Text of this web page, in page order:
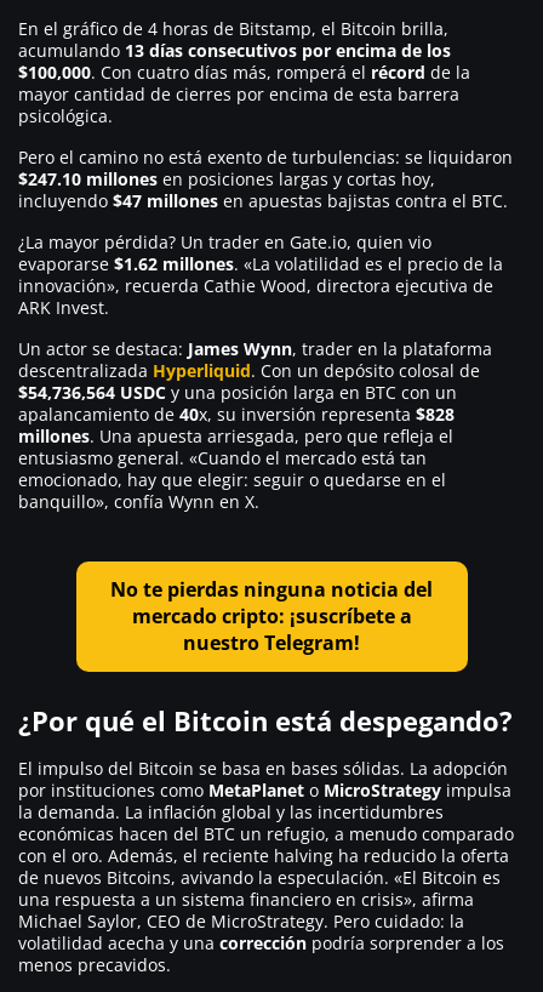
En el gráfico de 4 horas de Bitstamp, el Bitcoin brilla,
acumulando 13 días consecutivos por encima de los
$100,000. Con cuatro días más, romperá el récord de la
mayor cantidad de cierres por encima de esta barrera
psicológica.
Pero el camino no está exento de turbulencias: se liquidaron
$247.10 millones en posiciones largas y cortas hoy,
incluyendo $47 millones en apuestas bajistas contra el BTC.
¿La mayor pérdida? Un trader en Gate.io, quien vio
evaporarse $1.62 millones. «La volatilidad es el precio de la
innovación», recuerda Cathie Wood, directora ejecutiva de
ARK Invest.
Un actor se destaca: James Wynn, trader en la plataforma
descentralizada Hyperliquid. Con un depósito colosal de
$54,736,564 USDC y una posición larga en BTC con un
apalancamiento de 40x, su inversión representa $828
millones. Una apuesta arriesgada, pero que refleja el
entusiasmo general. «Cuando el mercado está tan
emocionado, hay que elegir: seguir o quedarse en el
banquillo», confía Wynn en X.
No te pierdas ninguna noticia del
mercado cripto: ¡suscríbete a
nuestro Telegram!
¿Por qué el Bitcoin está despegando?
El impulso del Bitcoin se basa en bases sólidas. La adopción
por instituciones como MetaPlanet o MicroStrategy impulsa
la demanda. La inflación global y las incertidumbres
económicas hacen del BTC un refugio, a menudo comparado
con el oro. Además, el reciente halving ha reducido la oferta
de nuevos Bitcoins, avivando la especulación. «El Bitcoin es
una respuesta a un sistema financiero en crisis», afirma
Michael Saylor, CEO de MicroStrategy. Pero cuidado: la
volatilidad acecha y una corrección podría sorprender a los
menos precavidos.